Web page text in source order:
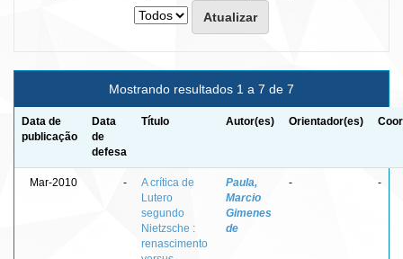
Mostrando resultados 1 a 7 de 7
Data de
publicação
Data
de
defesa
Título Autor(es) Orientador(es)
Mar-2010 -
A crítica de
Lutero
segundo
Nietzsche :
renascimento
Paula,
Marcio
Gimenes
de
- -